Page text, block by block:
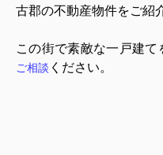
古郡の不動産物件をご紹
この街で素敵な一戸建
ご相談 ください。